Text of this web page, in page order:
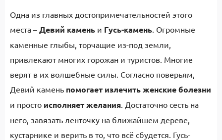
Одна из главных достопримечательностей этого
места – Девий камень и Гусь-камень. Огромные
каменные глыбы, торчащие из-под земли,
привлекают многих горожан и туристов. Многие
верят в их волшебные силы. Согласно поверьям,
Девий камень помогает излечить женские болезни
и просто исполняет желания. Достаточно сесть на
него, завязать ленточку на ближайшем дереве,
кустарнике и верить в то, что всё сбудется. Гусь-